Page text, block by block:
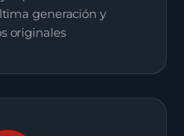
generación y
originales